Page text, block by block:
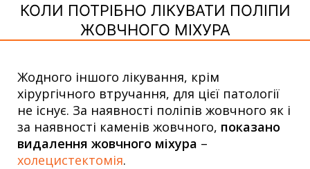
КОЛИ ПОТРІБНО ЛІКУВАТИ ПОЛІПИ
ЖОВЧНОГО МІХУРА
Жодного іншого лікування, крім
хірургічного втручання, для цієї патології
не існує. За наявності поліпів жовчного як і
за наявності каменів жовчного, показано
видалення жовчного міхура –
холецистектомія.